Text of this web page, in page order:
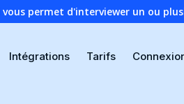
permet d'interviewer un ou
Intégrations Tarifs